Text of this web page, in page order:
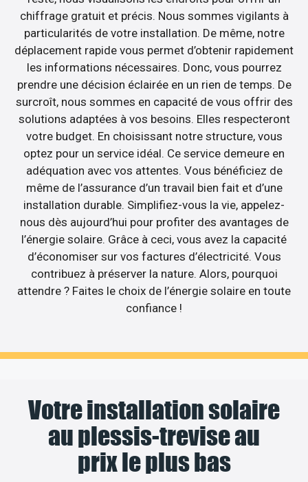
chiffrage gratuit et précis. Nous sommes vigilants à
particularités de votre installation. De même, notre
déplacement rapide vous permet d’obtenir rapidement
les informations nécessaires. Donc, vous pourrez
prendre une décision éclairée en un rien de temps. De
surcroît, nous sommes en capacité de vous offrir des
solutions adaptées à vos besoins. Elles respecteront
votre budget. En choisissant notre structure, vous
optez pour un service idéal. Ce service demeure en
adéquation avec vos attentes. Vous bénéficiez de
même de l’assurance d’un travail bien fait et d’une
installation durable. Simplifiez-vous la vie, appelez-
nous dès aujourd’hui pour profiter des avantages de
l’énergie solaire. Grâce à ceci, vous avez la capacité
d’économiser sur vos factures d’électricité. Vous
contribuez à préserver la nature. Alors, pourquoi
attendre ? Faites le choix de l’énergie solaire en toute
confiance !
Votre installation solaire
au plessis-trevise au
prix le plus bas